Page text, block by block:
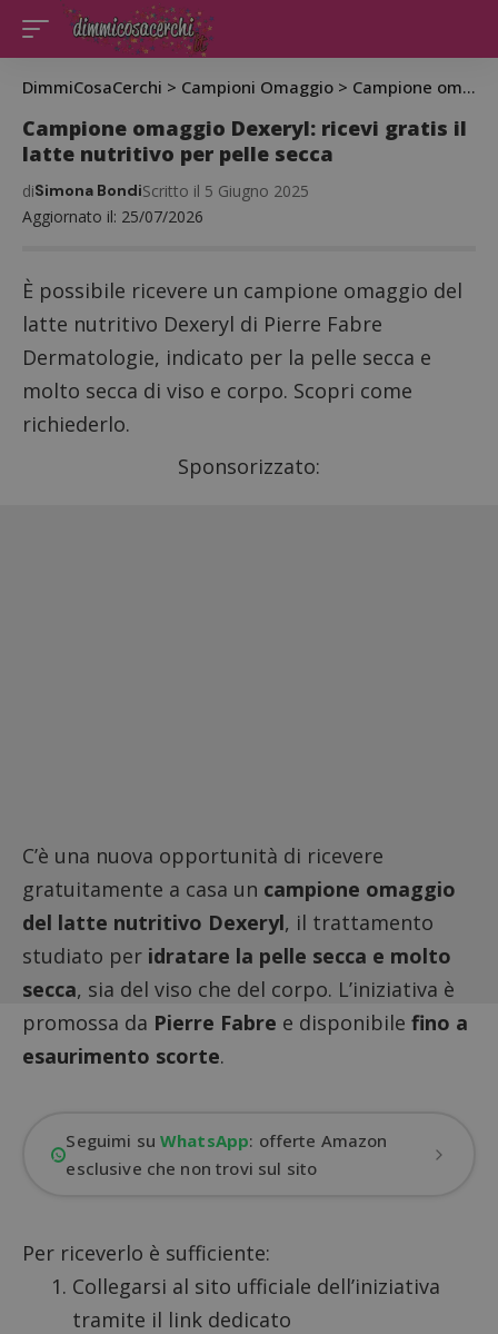
DimmiCosaCerchi > Campioni Omaggio > Campione omaggio Dexeryl: ricevi gratis il latte nutritivo per pelle secca
Campione omaggio Dexeryl: ricevi gratis il
latte nutritivo per pelle secca
Aggiornato il: 25/07/2026
diSimona BondiScritto il 5 Giugno 2025
È possibile ricevere un campione omaggio del
latte nutritivo Dexeryl di Pierre Fabre
Dermatologie, indicato per la pelle secca e
molto secca di viso e corpo. Scopri come
richiederlo.
Sponsorizzato:
C’è una nuova opportunità di ricevere
gratuitamente a casa un campione omaggio
del latte nutritivo Dexeryl, il trattamento
studiato per idratare la pelle secca e molto
secca, sia del viso che del corpo. L’iniziativa è
promossa da Pierre Fabre e disponibile fino a
esaurimento scorte.
Seguimi suWhatsApp: offerte Amazon
esclusive che non trovi sul sito
Per riceverlo è sufficiente:
Collegarsi al sito ufficiale dell’iniziativa
tramite il link dedicato